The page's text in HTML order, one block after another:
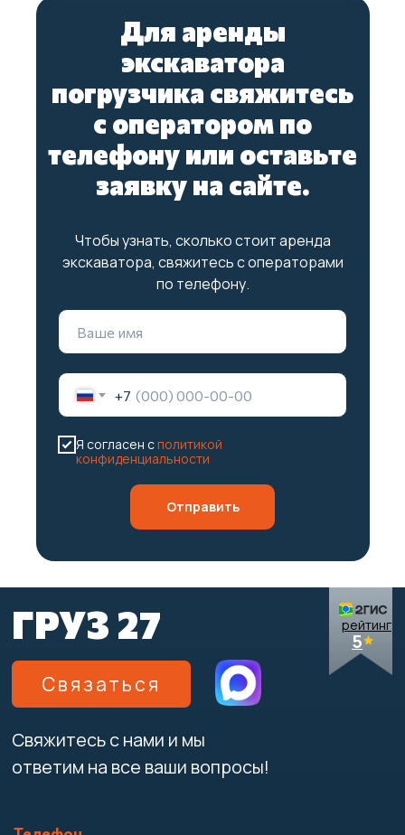
Для аренды
экскаватора
погрузчика свяжитесь
с оператором по
телефону или оставьте
заявку на сайте.
Чтобы узнать, сколько стоит аренда
экскаватора, свяжитесь с операторами
по телефону.
+7
Я согласен сполитикой
конфиденциальности
Отправить
Услуги грузчиков
Междугородние грузоперевозки
Грузоперевозки фурами
Аутсорсинг грузчиков
Контейнерные перевозки
Доставка до маркетплейсов
Услуги по переносу мебели
Такелажные работы
Вывоз мусора